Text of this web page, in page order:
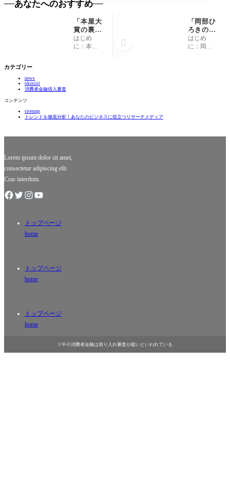
カテゴリー
news
okiniiri
消費者金融借入審査
コンテンツ
sitemap
トレンドを徹底分析！あなたのビジネスに役立つリサーチメディア
あなたへのおすすめ
「本屋大
賞の裏
側：受賞
作に隠さ
はじめ
に：本屋
多くの読
員が参加
「岡部ひ
ろきの秘
密の成功
法則と
はじめ
に：岡部
多大な影

Lorem ipsum dolor sit amet,
consectetur adipiscing elit.
Cras interdum.
トップページ
home
トップページ
home
トップページ
home
 中小消費者金融は借り入れ審査が緩いといわれている